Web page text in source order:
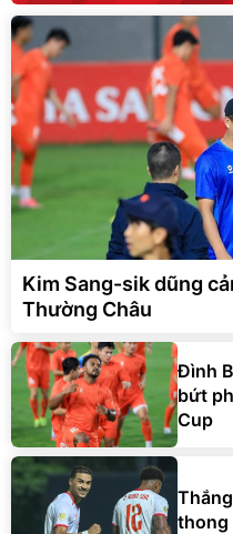
Kim Sang-sik dũng
Thường Châu
Đình
bứt
Cup
thong